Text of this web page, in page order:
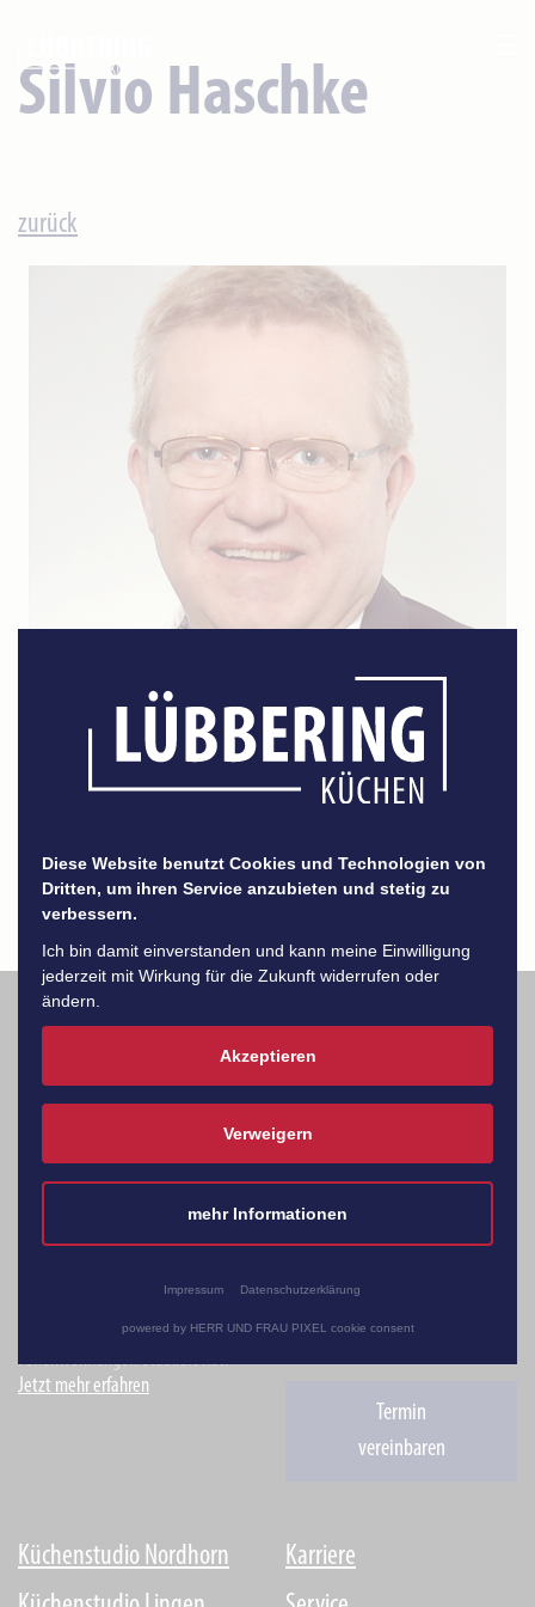
Silvio Haschke
zurück
Teamleiter Rheine
Tel. 05971 947537-6
das sich als Spezialist für
Einrichtungen für Objekt- und
Ferienwohnungen etabliert hat.
Jetzt mehr erfahren
Standorte
Öffnungszeiten
Termin
vereinbaren
Küchenstudio Nordhorn
Karriere
Diese Website benutzt Cookies und Technologien von
Dritten, um ihren Service anzubieten und stetig zu
verbessern.
Ich bin damit einverstanden und kann meine Einwilligung
jederzeit mit Wirkung für die Zukunft widerrufen oder
ändern.
Akzeptieren
Verweigern
mehr Informationen
Impressum Datenschutzerklärung
powered by HERR UND FRAU PIXEL cookie consent